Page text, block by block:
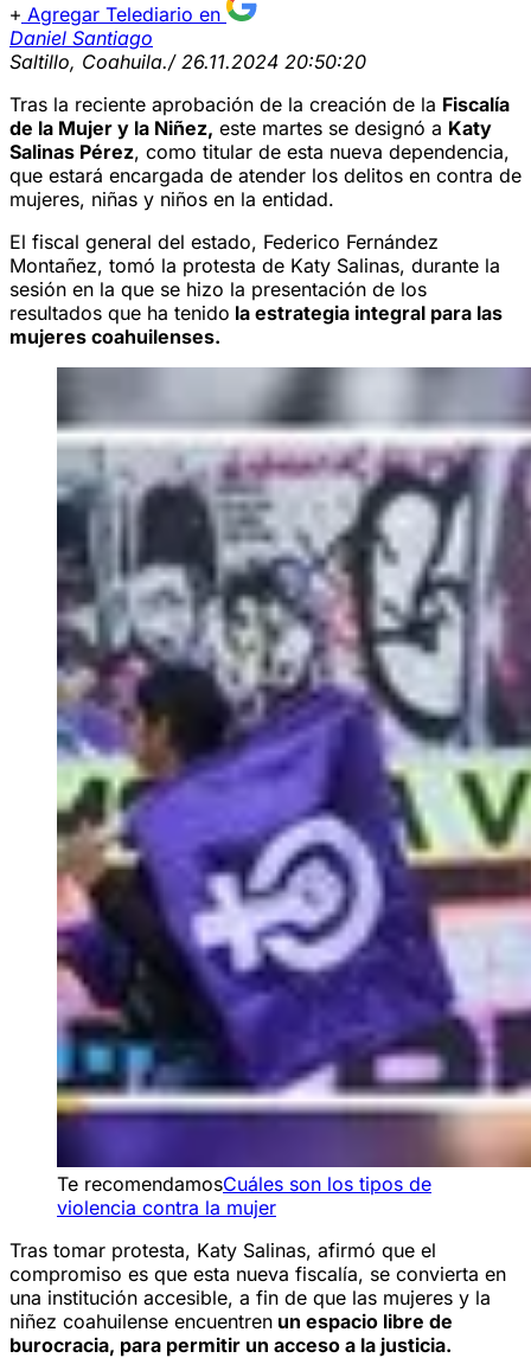
Agregar Telediario en
Daniel Santiago
Saltillo, Coahuila./ 26.11.2024 20:50:20
Tras la reciente aprobación de la creación de la Fiscalía
de la Mujer y la Niñez, este martes se designó a Katy
Salinas Pérez, como titular de esta nueva dependencia,
que estará encargada de atender los delitos en contra de
mujeres, niñas y niños en la entidad.
El fiscal general del estado, Federico Fernández
Montañez, tomó la protesta de Katy Salinas, durante la
sesión en la que se hizo la presentación de los
resultados que ha tenido la estrategia integral para las
mujeres coahuilenses.
Te recomendamosCuáles son los tipos de
violencia contra la mujer
Tras tomar protesta, Katy Salinas, afirmó que el
compromiso es que esta nueva fiscalía, se convierta en
una institución accesible, a fin de que las mujeres y la
niñez coahuilense encuentren un espacio libre de
burocracia, para permitir un acceso a la justicia.